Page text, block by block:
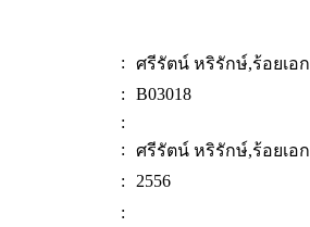
:
ศรีรัตน์ หริรักษ์,ร้อยเอก
:
B03018
:
:
ศรีรัตน์ หริรักษ์,ร้อยเอก
:
2556
: